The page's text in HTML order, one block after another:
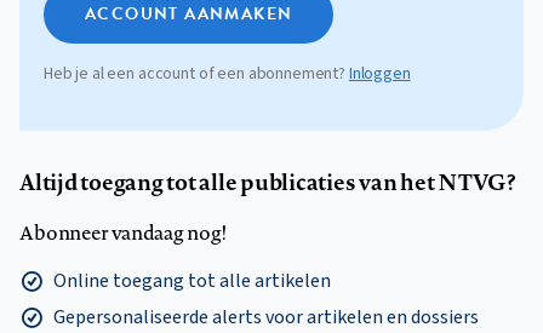
ACCOUNT AANMAKEN
Heb je al een account of een abonnement?Inloggen
Altijd toegang tot alle publicaties van het NTVG?
Abonneer vandaag nog!
Online toegang tot alle artikelen
Gepersonaliseerde alerts voor artikelen en dossiers